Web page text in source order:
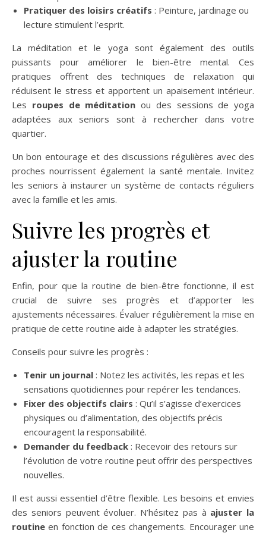
Pratiquer des loisirs créatifs : Peinture, jardinage ou
lecture stimulent l’esprit.
La méditation et le yoga sont également des outils
puissants pour améliorer le bien-être mental. Ces
pratiques offrent des techniques de relaxation qui
réduisent le stress et apportent un apaisement intérieur.
Les roupes de méditation ou des sessions de yoga
adaptées aux seniors sont à rechercher dans votre
quartier.
Un bon entourage et des discussions régulières avec des
proches nourrissent également la santé mentale. Invitez
les seniors à instaurer un système de contacts réguliers
avec la famille et les amis.
Suivre les progrès et
ajuster la routine
Enfin, pour que la routine de bien-être fonctionne, il est
crucial de suivre ses progrès et d’apporter les
ajustements nécessaires. Évaluer régulièrement la mise en
pratique de cette routine aide à adapter les stratégies.
Conseils pour suivre les progrès :
Tenir un journal : Notez les activités, les repas et les
sensations quotidiennes pour repérer les tendances.
Fixer des objectifs clairs : Qu’il s’agisse d’exercices
physiques ou d’alimentation, des objectifs précis
encouragent la responsabilité.
Demander du feedback : Recevoir des retours sur
l’évolution de votre routine peut offrir des perspectives
nouvelles.
Il est aussi essentiel d’être flexible. Les besoins et envies
des seniors peuvent évoluer. N’hésitez pas à ajuster la
routine en fonction de ces changements. Encourager une